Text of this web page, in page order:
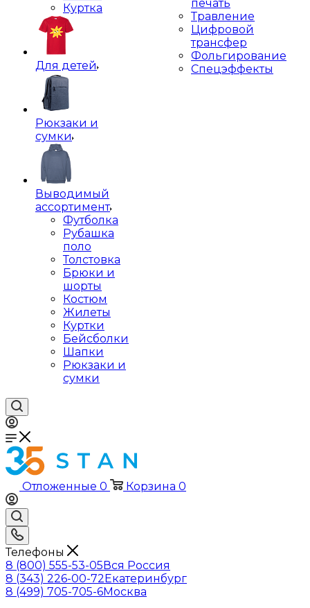
Куртка
Для детей
Рюкзаки и
сумки
Выводимый
ассортимент
Футболка
Рубашка
поло
Толстовка
Брюки и
шорты
Костюм
Жилеты
Куртки
Бейсболки
Шапки
Рюкзаки и
сумки
печать
Травление
Цифровой
трансфер
Фольгирование
Спецэффекты
Отложенные 0 Корзина 0
Телефоны
8 (800) 555-53-05Вся Россия
8 (343) 226-00-72Екатеринбург
8 (499) 705-705-6Москва